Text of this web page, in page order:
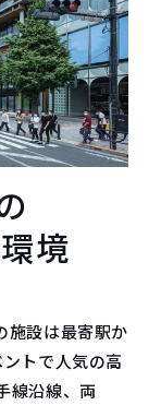
境
施設は最寄駅か
トで人気の高
線沿線、両